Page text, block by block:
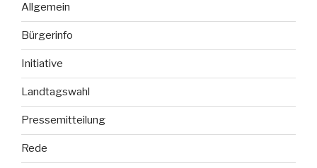
Allgemein
Bürgerinfo
Initiative
Landtagswahl
Pressemitteilung
Rede